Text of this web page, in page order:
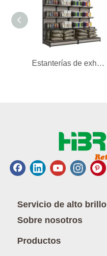
Estanterías de exhibición para granos
Servicio de alto brillo
Sobre nosotros
Productos